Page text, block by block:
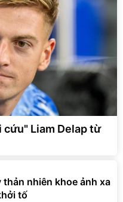
cứu" Liam Delap từ
thản nhiên khoe ảnh xa
tố